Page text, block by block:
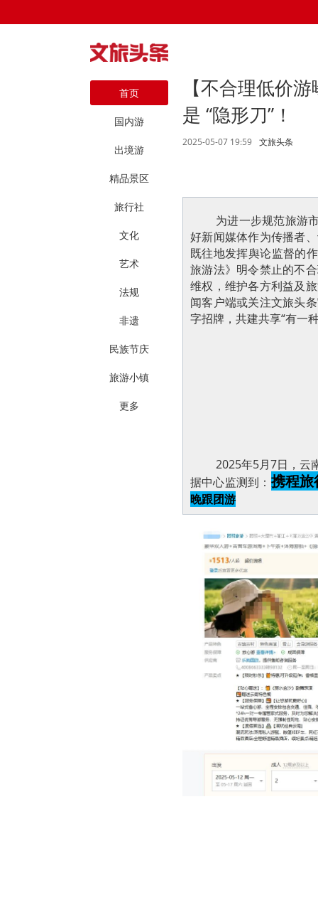
首页
国内游
出境游
精品景区
旅行社
文化
艺术
法规
非遗
民族节庆
旅游小镇
更多
【不合理低价
是 “隐形刀”！
2025-05-07 19:59 文旅头条
为进一步规范旅游
好新闻媒体作为传播者
既往地发挥舆论监督的
旅游法》明令禁止的不
维权，维护各方利益及
闻客户端或关注文旅头
字招牌，共建共享“有一
2025年5月7日，云
据中心监测到： 携程旅
晚跟团游